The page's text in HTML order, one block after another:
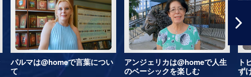
パルマは@homeで言葉につい
て
アンジェリカは@homeで人生
のベーシックを楽しむ
ト
ず